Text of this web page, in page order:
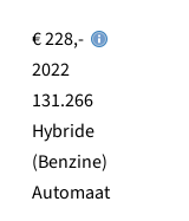
€ 228,-
2022
131.266
Hybride
(Benzine)
Automaat